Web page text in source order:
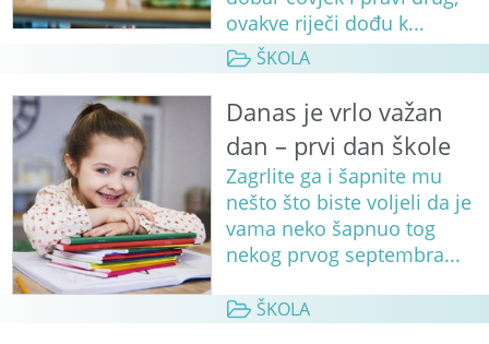
ovakve riječi dođu k...
ŠKOLA
Danas je vrlo važan
dan – prvi dan škole
Zagrlite ga i šapnite mu
nešto što biste voljeli da je
vama neko šapnuo tog
nekog prvog septembra...
ŠKOLA